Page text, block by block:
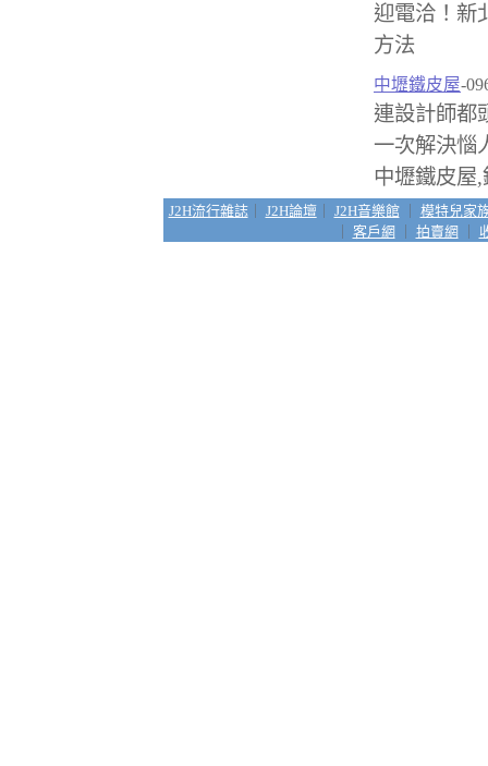
迎電洽！新
方法
中壢鐵皮屋-
連設計師都
一次解決惱
中壢鐵皮屋
J2H流行雜誌｜ J2H論壇｜ J2H音樂館｜ 模特兒家
客戶網 拍賣網